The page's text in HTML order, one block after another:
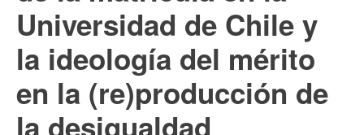
Universidad de Chile y
la ideología del mérito
en la (re)producción de
la desigualdad